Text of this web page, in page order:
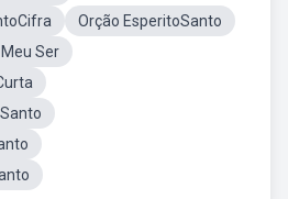
Orção EsperitoSanto
Ser